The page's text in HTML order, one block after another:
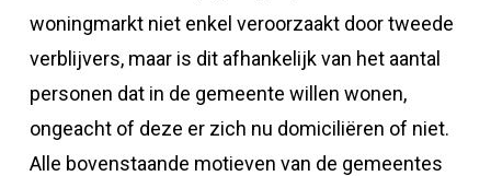
woningmarkt niet enkel veroorzaakt door tweede
verblijvers, maar is dit afhankelijk van het aantal
personen dat in de gemeente willen wonen,
ongeacht of deze er zich nu domiciliëren of niet.
Alle bovenstaande motieven van de gemeentes